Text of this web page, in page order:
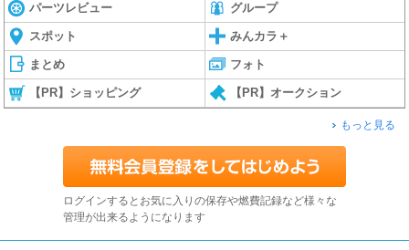
パーツレビュー グループ
スポット みんカラ＋
まとめ フォト
【PR】ショッピング 【PR】オークション
もっと見る
ログインするとお気に入りの保存や燃費記録など様々な
管理が出来るようになります